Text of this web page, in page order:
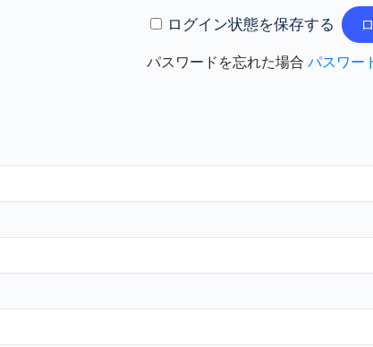
ログイン状態を保存する
パスワードを忘れた場合 パスワー